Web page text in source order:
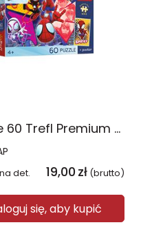
Puzzle 60 Trefl Premium Plus Kids Niesamowita przygoda Spidey Marvel 17429
det. 19,00 zł (brutto)
się, aby kupić